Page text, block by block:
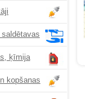
saldētavas
ķīmija
kopšanas